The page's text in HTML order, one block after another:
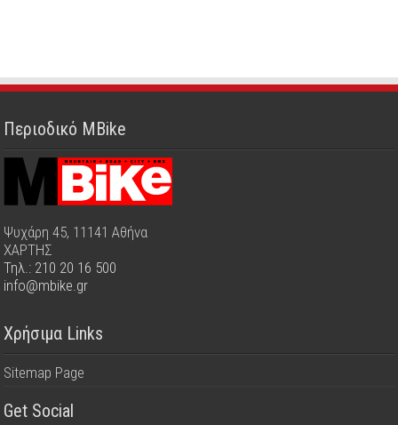
Περιοδικό MBike
Ψυχάρη 45, 11141 Αθήνα
ΧΑΡΤΗΣ
Τηλ.: 210 20 16 500
info@mbike.gr
Χρήσιμα Links
Sitemap Page
Get Social